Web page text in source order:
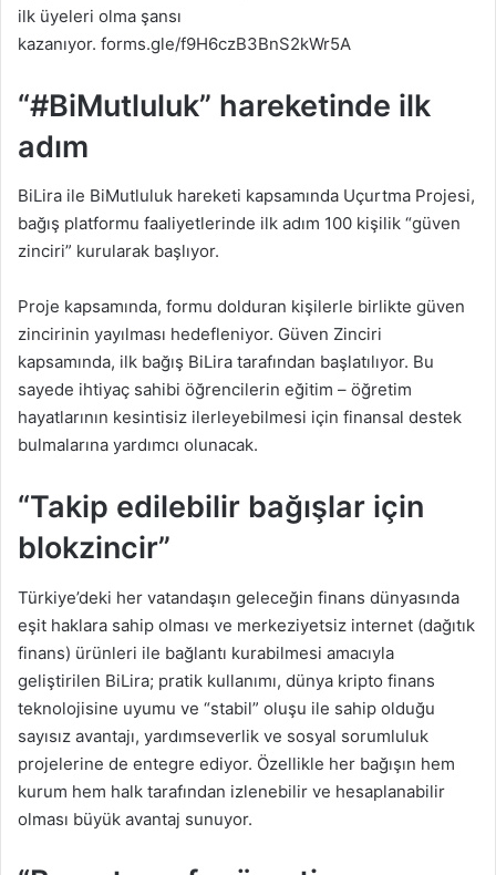
ilk üyeleri olma şansı
kazanıyor. forms.gle/f9H6czB3BnS2kWr5A
“#BiMutluluk” hareketinde ilk
adım
BiLira ile BiMutluluk hareketi kapsamında Uçurtma Projesi,
bağış platformu faaliyetlerinde ilk adım 100 kişilik “güven
zinciri” kurularak başlıyor.
Proje kapsamında, formu dolduran kişilerle birlikte güven
zincirinin yayılması hedefleniyor. Güven Zinciri
kapsamında, ilk bağış BiLira tarafından başlatılıyor. Bu
sayede ihtiyaç sahibi öğrencilerin eğitim – öğretim
hayatlarının kesintisiz ilerleyebilmesi için finansal destek
bulmalarına yardımcı olunacak.
“Takip edilebilir bağışlar için
blokzincir”
Türkiye’deki her vatandaşın geleceğin finans dünyasında
eşit haklara sahip olması ve merkeziyetsiz internet (dağıtık
finans) ürünleri ile bağlantı kurabilmesi amacıyla
geliştirilen BiLira; pratik kullanımı, dünya kripto finans
teknolojisine uyumu ve “stabil” oluşu ile sahip olduğu
sayısız avantajı, yardımseverlik ve sosyal sorumluluk
projelerine de entegre ediyor. Özellikle her bağışın hem
kurum hem halk tarafından izlenebilir ve hesaplanabilir
olması büyük avantaj sunuyor.